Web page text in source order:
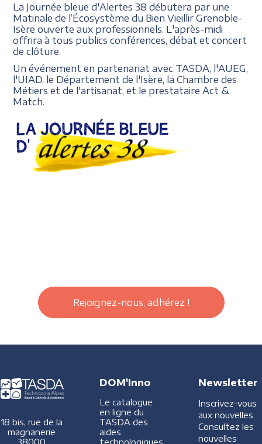
La Journée bleue d'Alertes 38 débutera par une
Matinale de l’Écosystème du Bien Vieillir Grenoble-
Isère ouverte aux professionnels. L'après-midi
offrira à tous publics conférences, débat et concert
de clôture.
Un événement en partenariat avec TASDA, l'AUEG,
l'UIAD, le Département de l'Isère, la Chambre des
Métiers et de l'artisanat, et le prestataire Act &
Match.
Rejoignez-nous, adhérez !
18 bis, rue de la
magnanerie
DOM'Inno
Le catalogue
en ligne du
TASDA des
aides
technologiques
Newsletter
Inscrivez-vous
aux nouvelles
Consultez les
nouvelles